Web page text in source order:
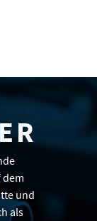
und
als